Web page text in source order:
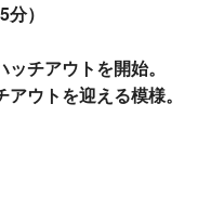
）
チアウトを開始。
ウトを迎える模様。